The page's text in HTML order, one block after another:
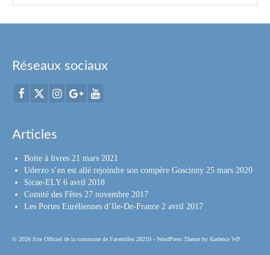
Réseaux sociaux
Articles
Boite à livres 21 mars 2021
Uderzo s’en est allé rejoindre son compère Goscinny 25 mars 2020
Sicae-ELY 6 avril 2018
Comité des Fêtes 27 novembre 2017
Les Portes Euréliennes d’Ile-De-France 2 avril 2017
© 2026 Site Officiel de la commune de Faverolles 28210 - WordPress Theme by Kadence WP